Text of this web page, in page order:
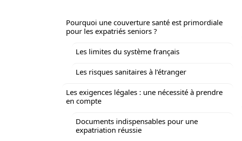
Pourquoi une couverture santé est primordiale
pour les expatriés seniors ?
Les limites du système français
Les risques sanitaires à l’étranger
Les exigences légales : une nécessité à prendre
en compte
Documents indispensables pour une
expatriation réussie